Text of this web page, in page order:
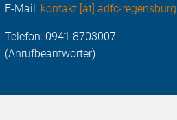
E-Mail: kontakt [at] adfc-
Telefon: 0941 8703007
(Anrufbeantworter)